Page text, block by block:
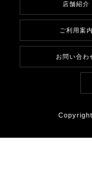
店舗紹介
ご利用案内
お問い合わ